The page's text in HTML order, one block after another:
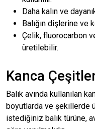
Daha kalın ve
Balığın dişlerine ve
Çelik, fluorocarbon
üretilebilir.
Kanca
Balık avında kullanılan
boyutlarda ve şekillerde
istediğiniz balık türüne,